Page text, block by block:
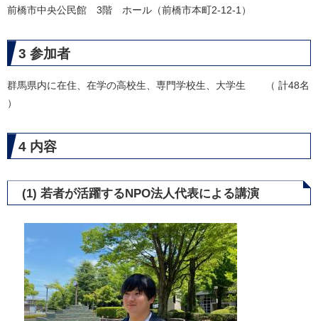
前橋市中央公民館 3階 ホール（前橋市本町2-12-1）
3 参加者
群馬県内に在住、在学の高校生、専門学校生、大学生 （ 計48名
）
4 内容
(1) 若者が活躍するNPO法人代表による講演